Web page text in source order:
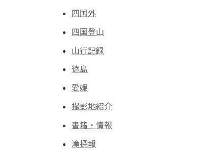
四国外
四国登山
山行記録
徳島
愛媛
撮影地紹介
書籍・情報
滝探報